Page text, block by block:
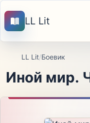
LL Lit
LL Lit/Боевик
Иной мир.